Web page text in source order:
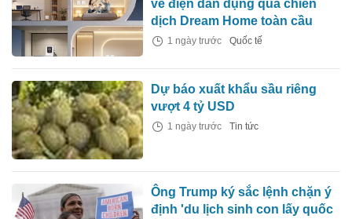
về điện dân dụng qua chiến
dịch Dream Home toàn cầu
1 ngày trước Quốc tế
Dự báo xuất khẩu sầu riêng
vượt 4 tỷ USD
1 ngày trước Tin tức
Ông Trump ký sắc lệnh chặn ý
định 'du lịch sinh con lấy quốc